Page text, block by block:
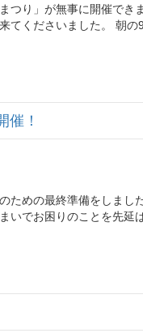
つり」が無事に開催でき
てくださいました。 朝
催！
ための最終準備をしまし
いでお困りのことを先